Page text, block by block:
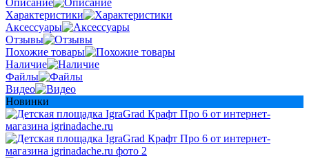
Характеристики
Аксессуары
Отзывы
Похожие товары
Наличие
Файлы
Видео
Новинки